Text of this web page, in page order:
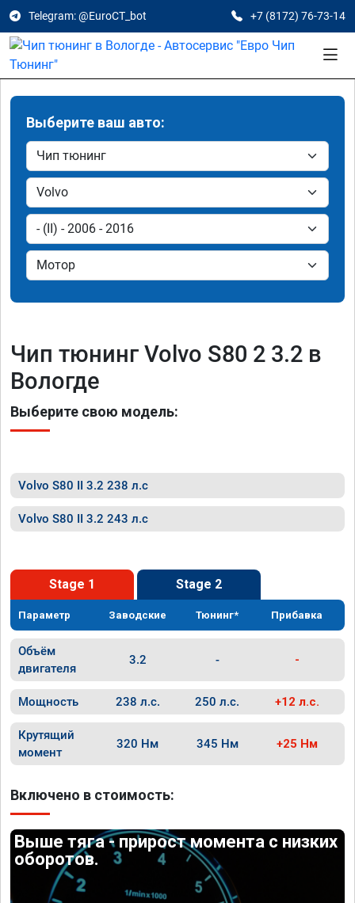
Telegram: @EuroCT_bot +7 (8172) 76-73-14
Выберите ваш авто:
Чип тюнинг Volvo S80 2 3.2 в
Вологде
Выберите свою модель:
Volvo S80 II 3.2 238 л.с
Volvo S80 II 3.2 243 л.с
Stage 1 Stage 2
Параметр Заводские Тюнинг* Прибавка
Объём
двигателя
3.2 - -
Мощность 238 л.с. 250 л.с. +12 л.с.
Крутящий
момент
320 Нм 345 Нм +25 Нм
Включено в стоимость:
Выше тяга - прирост момента с низких
оборотов.